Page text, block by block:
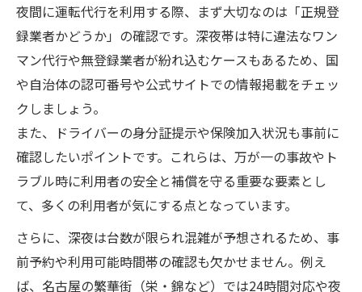
夜間に運転代行を利用する際、まず大切なのは「正規登
録業者かどうか」の確認です。深夜帯は特に違法なワン
マン代行や無登録業者が紛れ込むケースもあるため、国
や自治体の認可番号や公式サイトでの情報掲載をチェッ
クしましょう。
また、ドライバーの身分証提示や保険加入状況も事前に
確認したいポイントです。これらは、万が一の事故やト
ラブル時に利用者の安全と補償を守る重要な要素とし
て、多くの利用者が気にする点となっています。
さらに、深夜は台数が限られ混雑が予想されるため、事
前予約や利用可能時間帯の確認も欠かせません。例え
ば、名古屋の繁華街（栄・錦など）では24時間対応や夜